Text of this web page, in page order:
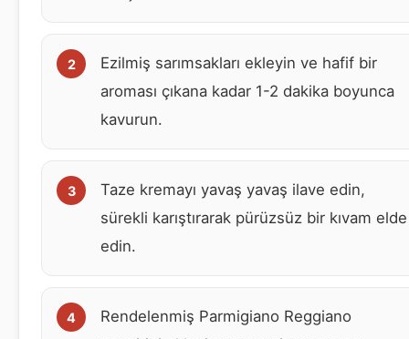
Ezilmiş sarımsakları ekleyin ve hafif bir
aroması çıkana kadar 1-2 dakika boyunca
kavurun.
Taze kremayı yavaş yavaş ilave edin,
sürekli karıştırarak pürüzsüz bir kıvam elde
edin.
Rendelenmiş Parmigiano Reggiano